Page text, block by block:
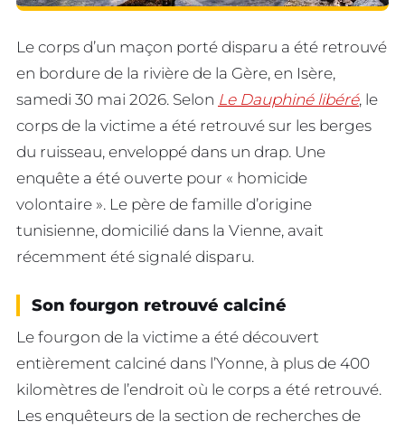
Le corps d’un maçon porté disparu a été retrouvé
en bordure de la rivière de la Gère, en Isère,
samedi 30 mai 2026. Selon Le Dauphiné libéré, le
corps de la victime a été retrouvé sur les berges
du ruisseau, enveloppé dans un drap. Une
enquête a été ouverte pour « homicide
volontaire ». Le père de famille d’origine
tunisienne, domicilié dans la Vienne, avait
récemment été signalé disparu.
Son fourgon retrouvé calciné
Le fourgon de la victime a été découvert
entièrement calciné dans l’Yonne, à plus de 400
kilomètres de l’endroit où le corps a été retrouvé.
Les enquêteurs de la section de recherches de